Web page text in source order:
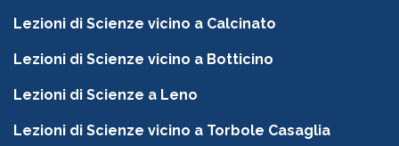
Lezioni di Scienze vicino a Calcinato
Lezioni di Scienze vicino a Botticino
Lezioni di Scienze a Leno
Lezioni di Scienze vicino a Torbole Casaglia